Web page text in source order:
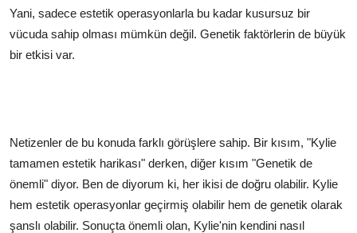
Yani, sadece estetik operasyonlarla bu kadar kusursuz bir
vücuda sahip olması mümkün değil. Genetik faktörlerin de büyük
bir etkisi var.
Netizenler de bu konuda farklı görüşlere sahip. Bir kısım, "Kylie
tamamen estetik harikası" derken, diğer kısım "Genetik de
önemli" diyor. Ben de diyorum ki, her ikisi de doğru olabilir. Kylie
hem estetik operasyonlar geçirmiş olabilir hem de genetik olarak
şanslı olabilir. Sonuçta önemli olan, Kylie'nin kendini nasıl